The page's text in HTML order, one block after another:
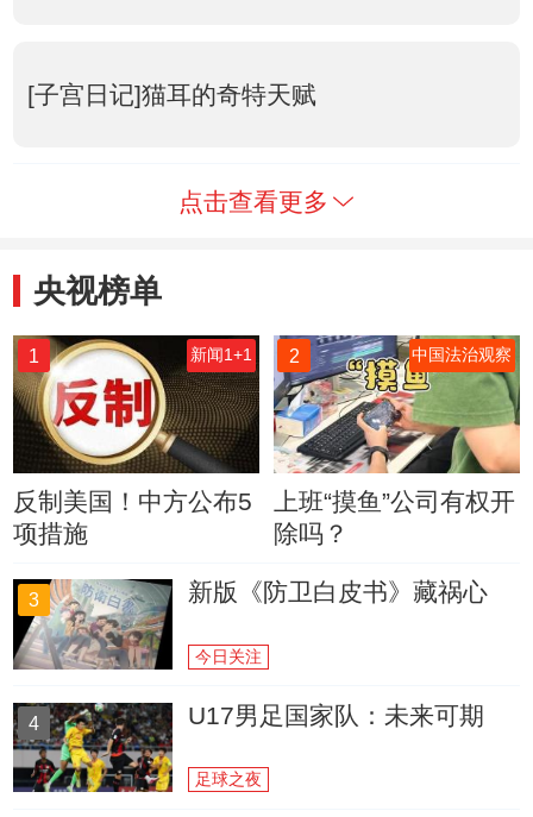
[子宫日记]猫耳的奇特天赋
点击查看更多
央视榜单
1 新闻1+1
反制美国！中方公布5
项措施
2 中国法治观察
上班“摸鱼”公司有权开
除吗？
3 新版《防卫白皮书》藏祸心
今日关注
4 U17男足国家队：未来可期
足球之夜